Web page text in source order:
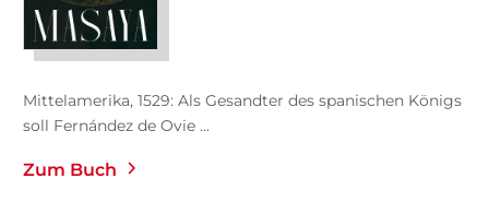
Mittelamerika, 1529: Als Gesandter des spanischen Königs
soll Fernández de Ovie ...
Zum Buch